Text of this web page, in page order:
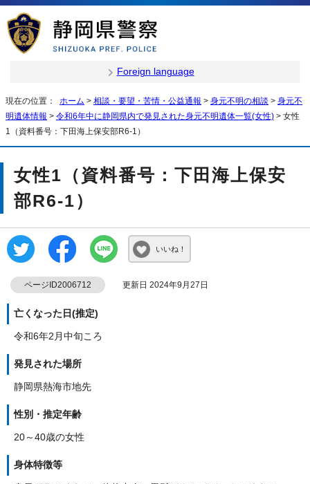
Foreign language
現在の位置： ホーム > 相談・要望・苦情・公益通報 > 身元不明の相談 > 身元不
明遺体情報 > 令和6年中に静岡県内で発見された身元不明遺体一覧(女性) > 女性
1（資料番号：下田海上保安部R6-1）
女性1（資料番号：下田海上保安
部R6-1）
いいね！
ページID2006712 更新日 2024年9月27日
亡くなった日(推定)
令和6年2月中旬ころ
発見された場所
静岡県熱海市地先
性別・推定年齢
20～40歳の女性
身体特徴等